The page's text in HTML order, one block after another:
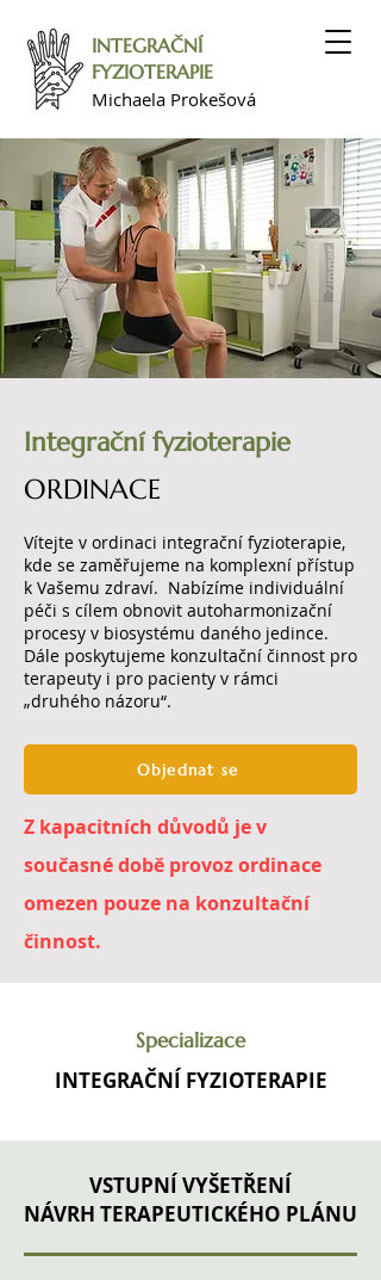
INTEGRAČNÍ
FYZIOTERAPIE
Michaela Prokešová
Integrační fyzioterapie
ORDINACE
Vítejte v ordinaci integrační fyzioterapie,
kde se zaměřujeme na komplexní přístup
k Vašemu zdraví. Nabízíme individuální
péči s cílem obnovit autoharmonizační
procesy v biosystému daného jedince.
Dále poskytujeme konzultační činnost pro
terapeuty i pro pacienty v rámci
„druhého názoru“.
Objednat se
Z kapacitních důvodů je v
současné době provoz ordinace
omezen pouze na konzultační
činnost.
Specializace
INTEGRAČNÍ FYZIOTERAPIE
VSTUPNÍ VYŠETŘENÍ
NÁVRH TERAPEUTICKÉHO PLÁNU